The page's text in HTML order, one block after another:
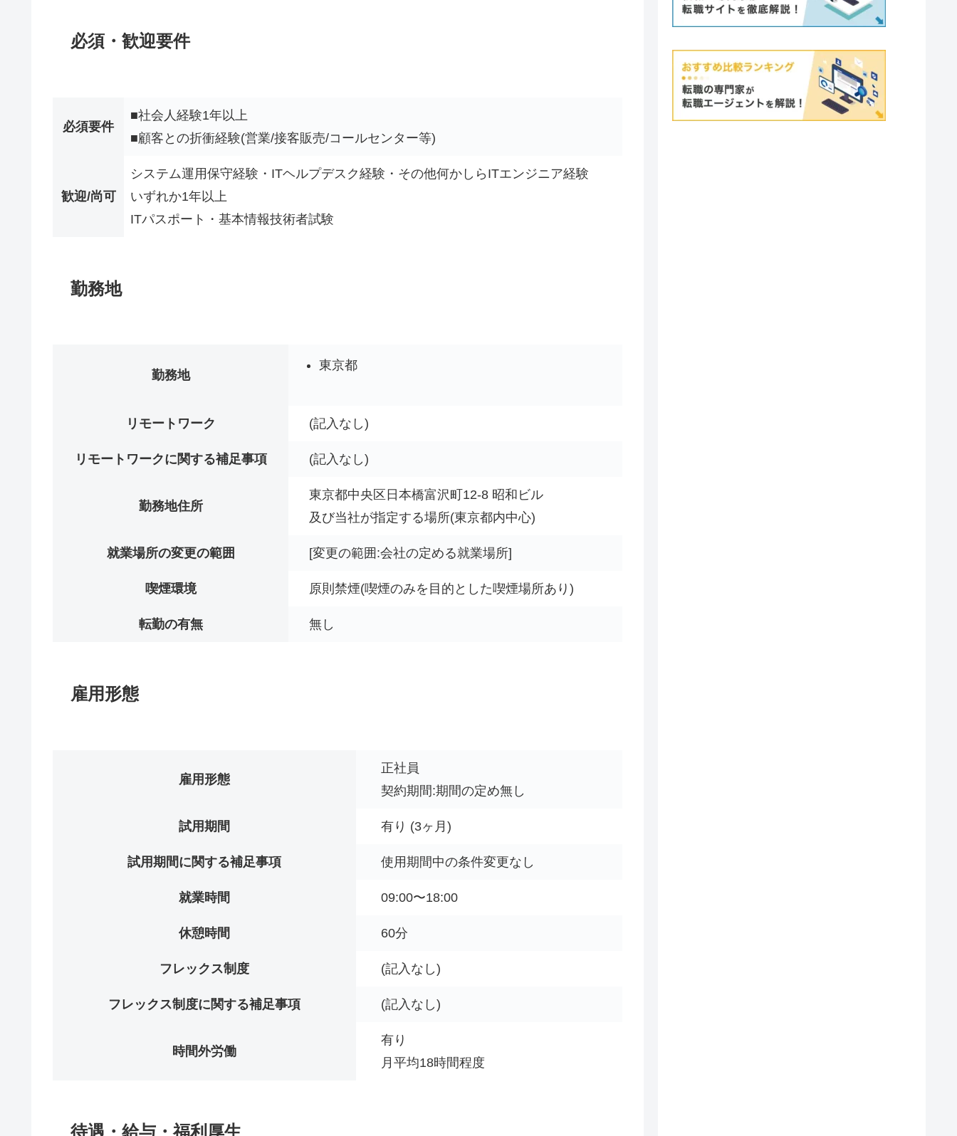
必須・歓迎要件
必須要件
■社会人経験1年以上
■顧客との折衝経験(営業/接客販売/コールセンター等)
歓迎/尚可
システム運用保守経験・ITヘルプデスク経験・その他何かしらITエンジニア経験
いずれか1年以上
ITパスポート・基本情報技術者試験
勤務地
勤務地
東京都
リモートワーク (記入なし)
リモートワークに関する補足事項 (記入なし)
勤務地住所
東京都中央区日本橋富沢町12-8 昭和ビル
及び当社が指定する場所(東京都内中心)
就業場所の変更の範囲 [変更の範囲:会社の定める就業場所]
喫煙環境 原則禁煙(喫煙のみを目的とした喫煙場所あり)
転勤の有無 無し
雇用形態
雇用形態
正社員
契約期間:期間の定め無し
試用期間 有り (3ヶ月)
試用期間に関する補足事項 使用期間中の条件変更なし
就業時間 09:00〜18:00
休憩時間 60分
フレックス制度 (記入なし)
フレックス制度に関する補足事項 (記入なし)
時間外労働
有り
月平均18時間程度
待遇・給与・福利厚生